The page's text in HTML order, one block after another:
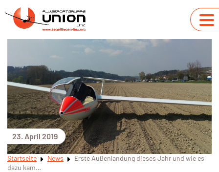
23. April 2019
Startseite News
Erste Außenlandung dieses Jahr und wie es
dazu kam…